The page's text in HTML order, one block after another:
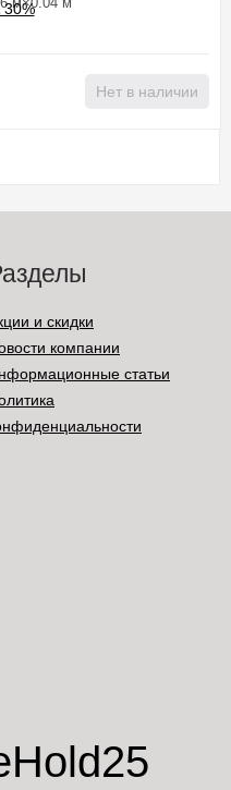
Нет в наличии
и скидки
компании
статьи